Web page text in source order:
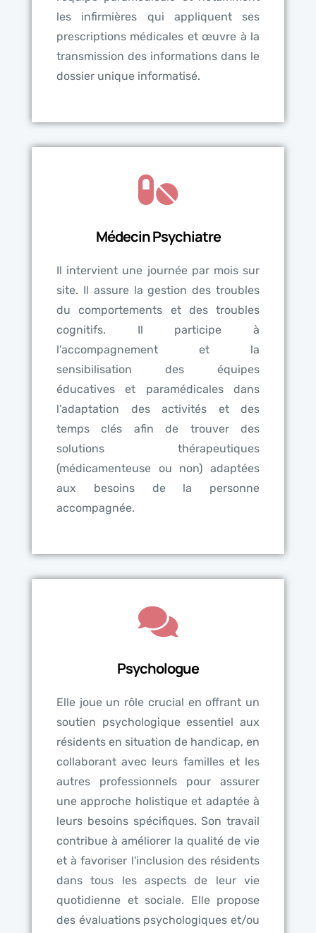
les infirmières qui appliquent ses
prescriptions médicales et œuvre à la
transmission des informations dans le
dossier unique informatisé.
Médecin Psychiatre
Il intervient une journée par mois sur
site. Il assure la gestion des troubles
du comportements et des troubles
cognitifs. Il participe à
l’accompagnement et la
sensibilisation des équipes
éducatives et paramédicales dans
l’adaptation des activités et des
temps clés afin de trouver des
solutions thérapeutiques
(médicamenteuse ou non) adaptées
aux besoins de la personne
accompagnée.
Psychologue
Elle joue un rôle crucial en offrant un
soutien psychologique essentiel aux
résidents en situation de handicap, en
collaborant avec leurs familles et les
autres professionnels pour assurer
une approche holistique et adaptée à
leurs besoins spécifiques. Son travail
contribue à améliorer la qualité de vie
et à favoriser l'inclusion des résidents
dans tous les aspects de leur vie
quotidienne et sociale. Elle propose
des évaluations psychologiques et/ou